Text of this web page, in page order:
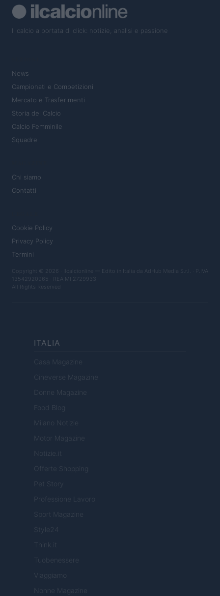
Il calcio a portata di click: notizie, analisi e passione
News
Campionati e Competizioni
Mercato e Trasferimenti
Storia del Calcio
Calcio Femminile
Squadre
Chi siamo
Contatti
Cookie Policy
Privacy Policy
Termini
Copyright © 2026 · Ilcalcionline — Edito in Italia da AdHub Media S.r.l. · P.IVA
13542920965 · REA MI 2729933
All Rights Reserved
ITALIA
Casa Magazine
Cineverse Magazine
Donne Magazine
Food Blog
Milano Notizie
Motor Magazine
Notizie.it
Offerte Shopping
Pet Story
Professione Lavoro
Sport Magazine
Style24
Think.it
Tuobenessere
Viaggiamo
Nonne Magazine